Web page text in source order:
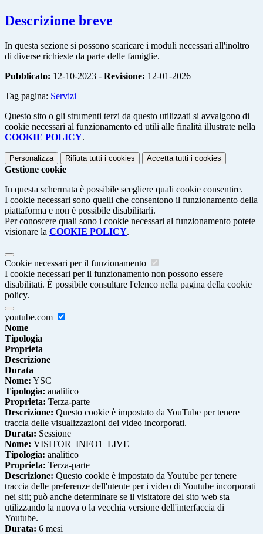
Descrizione breve
In questa sezione si possono scaricare i moduli necessari all'inoltro
di diverse richieste da parte delle famiglie.
Pubblicato: 12-10-2023 - Revisione: 12-01-2026
Tag pagina: Servizi
Questo sito o gli strumenti terzi da questo utilizzati si avvalgono di
cookie necessari al funzionamento ed utili alle finalità illustrate nella
COOKIE POLICY.
Personalizza Rifiuta tutti i cookies Accetta tutti i cookies
Gestione cookie
In questa schermata è possibile scegliere quali cookie consentire.
I cookie necessari sono quelli che consentono il funzionamento della
piattaforma e non è possibile disabilitarli.
Per conoscere quali sono i cookie necessari al funzionamento potete
visionare la COOKIE POLICY.
Cookie necessari per il funzionamento
I cookie necessari per il funzionamento non possono essere
disabilitati. È possibile consultare l'elenco nella pagina della cookie
policy.
youtube.com
Nome
Tipologia
Proprieta
Descrizione
Durata
Nome: YSC
Tipologia: analitico
Proprieta: Terza-parte
Descrizione: Questo cookie è impostato da YouTube per tenere
traccia delle visualizzazioni dei video incorporati.
Durata: Sessione
Nome: VISITOR_INFO1_LIVE
Tipologia: analitico
Proprieta: Terza-parte
Descrizione: Questo cookie è impostato da Youtube per tenere
traccia delle preferenze dell'utente per i video di Youtube incorporati
nei siti; può anche determinare se il visitatore del sito web sta
utilizzando la nuova o la vecchia versione dell'interfaccia di
Youtube.
Durata: 6 mesi